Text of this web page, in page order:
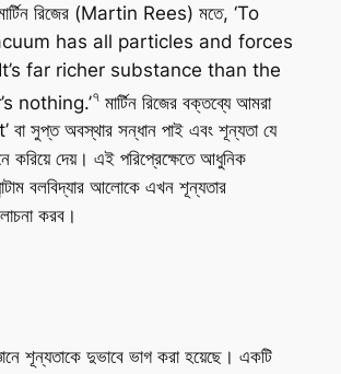
মার্টিন রিজের (Martin Rees) মতে, ‘To
has all particles and forces
far richer substance than the
nothing.’৭মার্টিন রিজের বক্তব্যে আমরা
বা সুপ্ত অবস্থার সন্ধান পাই এবং শূন্যতা যে
করিয়ে দেয়। এই পরিপ্রেক্ষেতে আধুনিক
বলবিদ্যার আলোকে এখন শূন্যতার
করব।
শূন্যতাকে দুভাবে ভাগ করা হয়েছে। একটি